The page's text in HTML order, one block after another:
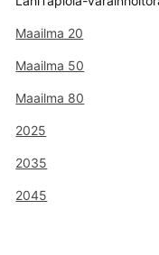
Maailma 20
Maailma 50
Maailma 80
2025
2035
2045